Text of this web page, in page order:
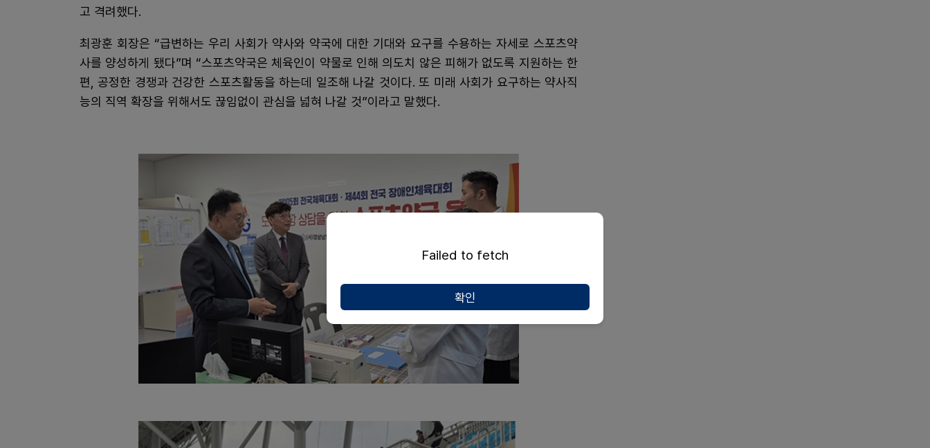
고 격려했다.
최광훈 회장은 “급변하는 우리 사회가 약사와 약국에 대한 기대와 요구를 수용하는 자세로 스포츠약
사를 양성하게 됐다”며 “스포츠약국은 체육인이 약물로 인해 의도치 않은 피해가 없도록 지원하는 한
편, 공정한 경쟁과 건강한 스포츠활동을 하는데 일조해 나갈 것이다. 또 미래 사회가 요구하는 약사직
능의 직역 확장을 위해서도 끊임없이 관심을 넓혀 나갈 것”이라고 말했다.
Failed to fetch
확인